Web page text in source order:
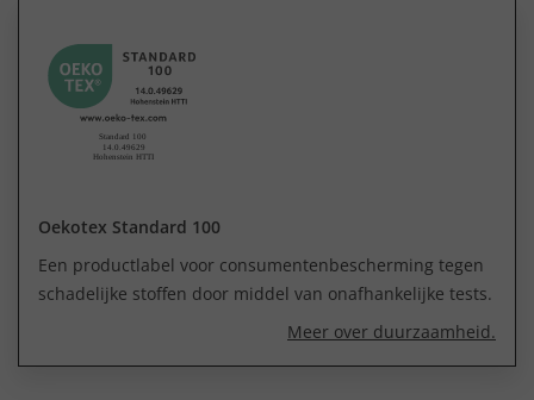
Oekotex Standard 100
Een productlabel voor consumentenbescherming tegen
schadelijke stoffen door middel van onafhankelijke tests.
Meer over duurzaamheid.